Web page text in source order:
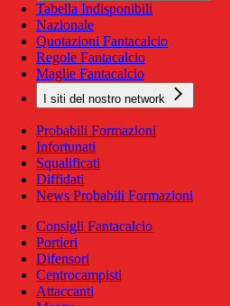
Tabella Indisponibili
Nazionale
Quotazioni Fantacalcio
Regole Fantacalcio
Maglie Fantacalcio
I siti del nostro network
Probabili Formazioni
Infortunati
Squalificati
Diffidati
News Probabili Formazioni
Consigli Fantacalcio
Portieri
Difensori
Centrocampisti
Attaccanti